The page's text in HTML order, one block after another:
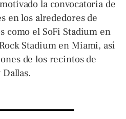
la convocatoria de
en los alrededores de
como el SoFi Stadium en
Stadium en Miami, así
de los recintos de
Dallas.